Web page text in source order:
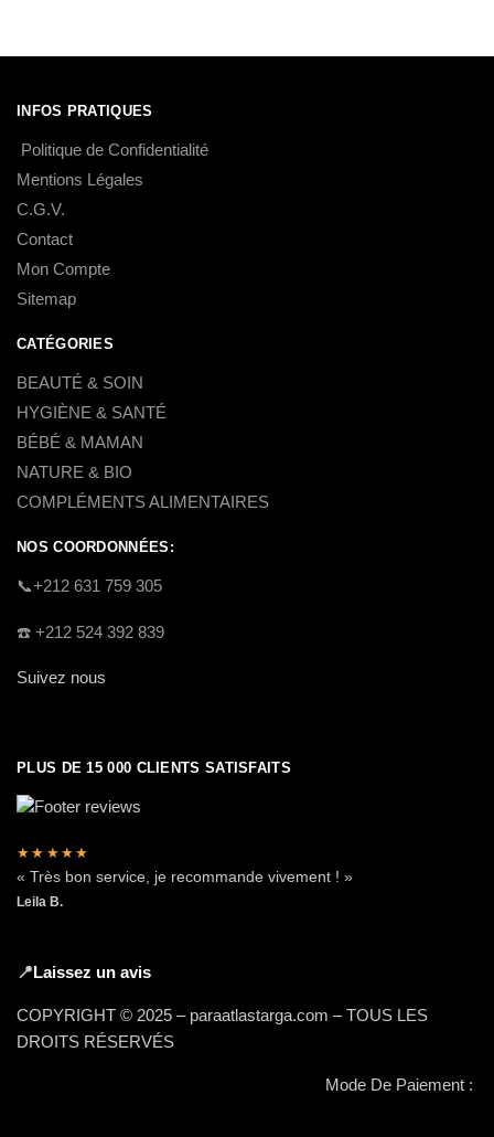
INFOS PRATIQUES
Politique de Confidentialité
Mentions Légales
C.G.V.
Contact
Mon Compte
Sitemap
CATÉGORIES
BEAUTÉ & SOIN
HYGIÈNE & SANTÉ
BÉBÉ & MAMAN
NATURE & BIO
COMPLÉMENTS ALIMENTAIRES
NOS COORDONNÉES:
​📞+212 631 759 305
☎️​ +212 524 392 839
Suivez nous
PLUS DE 15 000 CLIENTS SATISFAITS
★★★★★
« Très bon service, je recommande vivement ! »
Leila B.
📍Laissez un avis
COPYRIGHT © 2025 – paraatlastarga.com – TOUS LES
DROITS RÉSERVÉS
Mode De Paiement :